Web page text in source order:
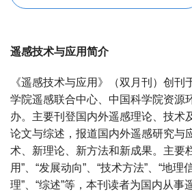
遥感技术与应用简介
《遥感技术与应用》（双月刊）创刊
学院遥感联合中心、中国科学院资源
办。主要刊登国内外遥感理论、技术
论文与综述，报道国内外遥感研究与
术、新理论、新方法和新成果。主要
用”、“发展动向”、“技术方法”、“地理
理”、“综述”等，本刊读者为国内从事